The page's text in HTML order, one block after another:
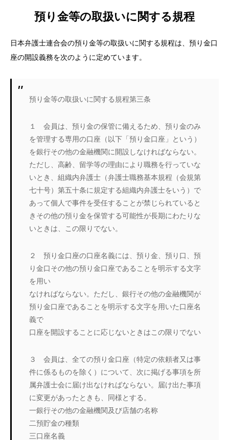
預り金等の取扱いに関する規程
日本弁護士連合会の預り金等の取扱いに関する規程は、預り金口
座の開設義務を次のように定めています。
預り金等の取扱いに関する規程第三条
１ 会員は、預り金の保管に備えるため、預り金のみ
を管理する専用の口座（以下「預り金口座」という）
を銀行その他の金融機関に開設しなければならない。
ただし、高齢、留学等の理由により職務を行っていな
いとき、組織内弁護士（弁護士職務基本規程（会規第
七十号）第五十条に規定する組織内弁護士をいう）で
あって個人で事件を受任することが禁じられていると
きその他の預り金を保管する可能性が長期にわたりな
いときは、この限りでない。
２ 預り金口座の口座名義には、預り金、預り口、預
り金口その他の預り金口座であることを明示する文字
を用い
なければならない。ただし、銀行その他の金融機関が
預り金口座であることを明示する文字を用いた口座名
義で
口座を開設することに応じないときはこの限りでない
３ 会員は、全ての預り金口座（特定の依頼者又は事
件に係るものを除く）について、次に掲げる事項を所
属弁護士会に届け出なければならない。届け出た事項
に変更があったときも、同様とする。
一銀行その他の金融機関及び店舗の名称
二預貯金の種類
三口座名義